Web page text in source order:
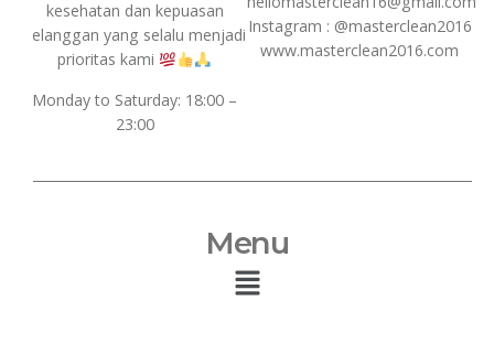
Instagram : @masterclean2016
www.masterclean2016.com
kesehatan dan kepuasan
pelanggan yang selalu menjadi
prioritas kami
Monday to Saturday: 18:00 –
23:00
Menu